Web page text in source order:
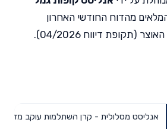
מהדוח החודשי האחרון
(תקופת דיווח 04/2026).
אנליסט מסלולית - קרן השתלמות עוקב